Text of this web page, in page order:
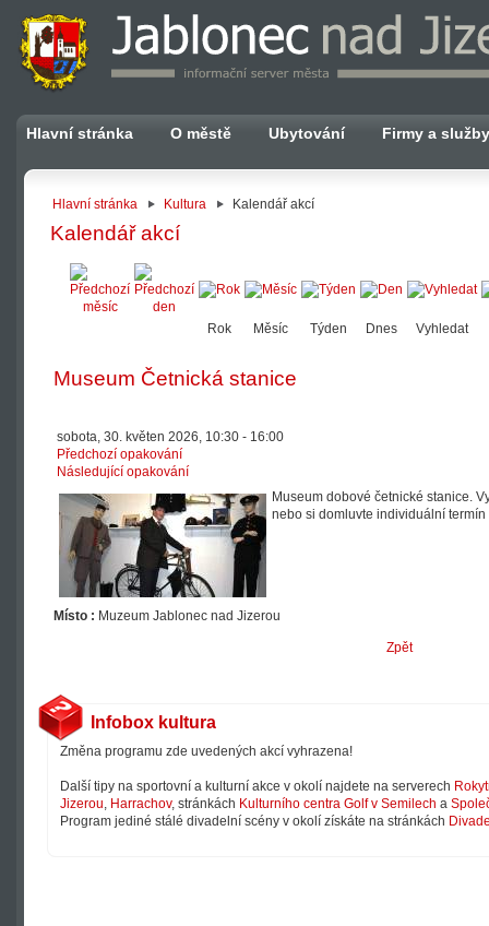
Hlavní stránka O městě Ubytování Firmy a služby
Hlavní stránka Kultura Kalendář akcí
Kalendář akcí
Rok Měsíc Týden Dnes Vyhledat
Museum Četnická stanice
sobota, 30. květen 2026, 10:30 - 16:00
Předchozí opakování
Následující opakování
Museum dobové četnické stanice.
nebo si domluvte individuální
Místo : Muzeum Jablonec nad Jizerou
Zpět
Infobox kultura
Změna programu zde uvedených akcí vyhrazena!
Další tipy na sportovní a kulturní akce v okolí najdete na serverech
Jizerou, Harrachov, stránkách Kulturního centra Golf v Semilech a
Program jediné stálé divadelní scény v okolí získáte na stránkách